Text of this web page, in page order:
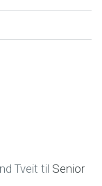
Tveit til Senior